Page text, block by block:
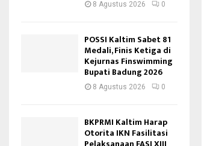
8 Agustus 2026 0
POSSI Kaltim Sabet 81
Medali, Finis Ketiga di
Kejurnas Finswimming
Bupati Badung 2026
8 Agustus 2026 0
BKPRMI Kaltim Harap
Otorita IKN Fasilitasi